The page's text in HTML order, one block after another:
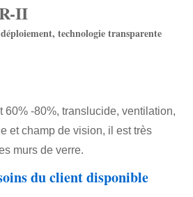
II
déploiement, technologie transparente
60% -80%, translucide, ventilation,
et champ de vision, il est très
murs de verre.
du client disponible